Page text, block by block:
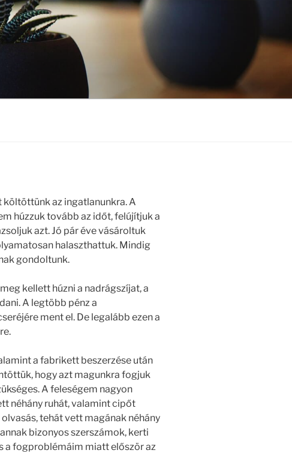
az ingatlanunkra. A
húzzuk tovább az időt, felújítjuk a
azt. Jó pár éve vásároltuk
halaszthattuk. Mindig
gondoltunk.
kellett húzni a nadrágszíjat, a
A legtöbb pénz a
ment el. De legalább ezen a
a fabrikett beszerzése után
hogy azt magunkra fogjuk
A feleségem nagyon
néhány ruhát, valamint cipőt
tehát vett magának néhány
bizonyos szerszámok, kerti
a fogproblémáim miatt először az